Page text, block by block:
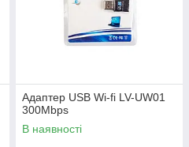
Адаптер USB Wi-fi LV-UW01
300Mbps
В наявності